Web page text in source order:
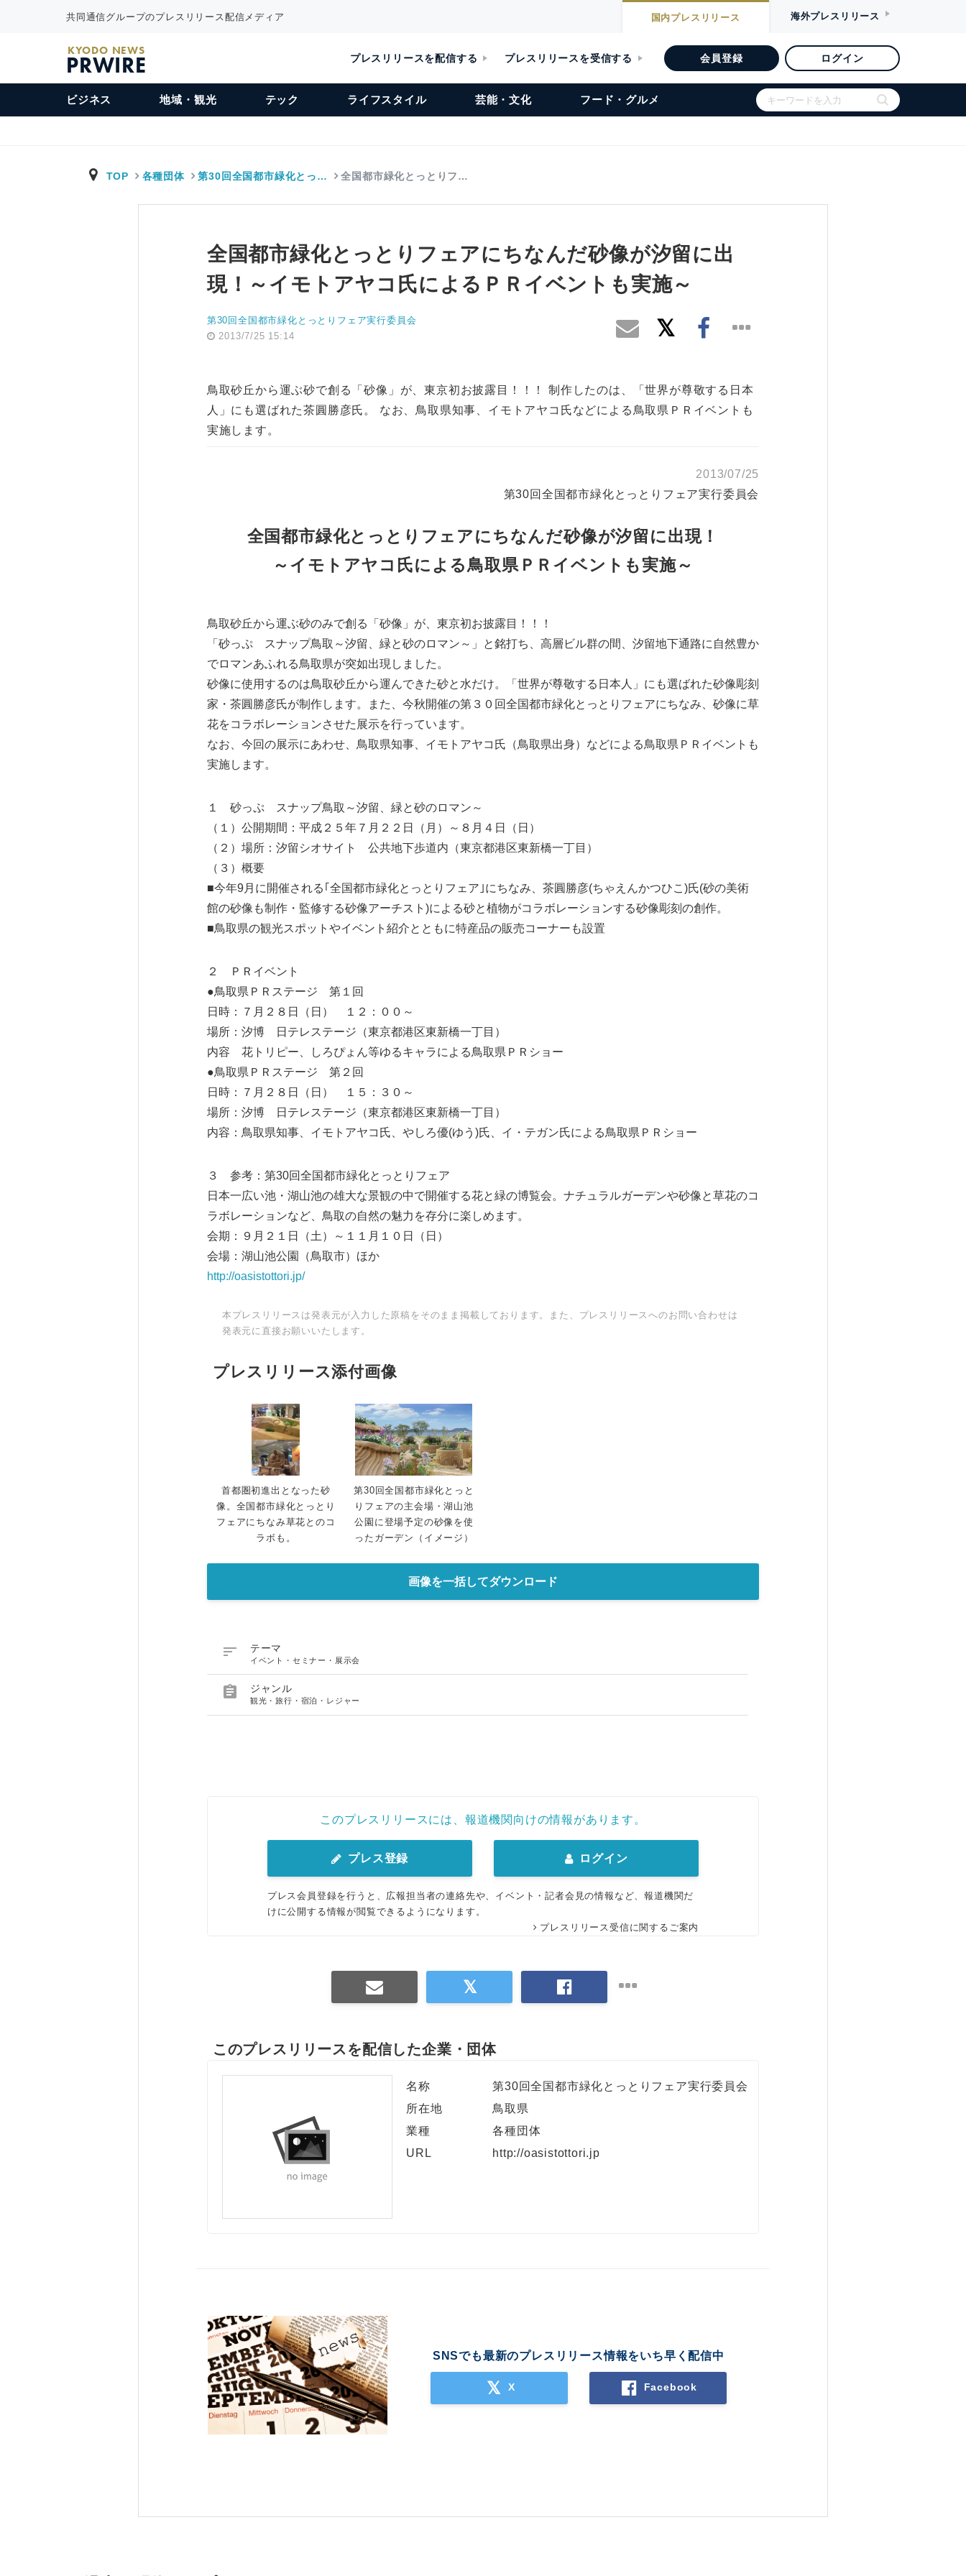
共同通信グループのプレスリリース配信メディア 国内プレスリリース 海外プレスリリース
KYODO NEWS
PRWIRE プレスリリースを配信する プレスリリースを受信する 会員登録 ログイン
ビジネス 地域・観光 テック ライフスタイル 芸能・文化 フード・グルメ
TOP 各種団体 第30回全国都市緑化とっ… 全国都市緑化とっとりフ…
全国都市緑化とっとりフェアにちなんだ砂像が汐留に出
現！～イモトアヤコ氏によるＰＲイベントも実施～
第30回全国都市緑化とっとりフェア実行委員会
2013/7/25 15:14
鳥取砂丘から運ぶ砂で創る「砂像」が、東京初お披露目！！！ 制作したのは、「世界が尊敬する日本
人」にも選ばれた茶圓勝彦氏。 なお、鳥取県知事、イモトアヤコ氏などによる鳥取県ＰＲイベントも
実施します。
2013/07/25
第30回全国都市緑化とっとりフェア実行委員会
全国都市緑化とっとりフェアにちなんだ砂像が汐留に出現！
～イモトアヤコ氏による鳥取県ＰＲイベントも実施～
鳥取砂丘から運ぶ砂のみで創る「砂像」が、東京初お披露目！！！
「砂っぷ スナップ鳥取～汐留、緑と砂のロマン～」と銘打ち、高層ビル群の間、汐留地下通路に自然豊か
でロマンあふれる鳥取県が突如出現しました。
砂像に使用するのは鳥取砂丘から運んできた砂と水だけ。「世界が尊敬する日本人」にも選ばれた砂像彫刻
家・茶圓勝彦氏が制作します。また、今秋開催の第３０回全国都市緑化とっとりフェアにちなみ、砂像に草
花をコラボレーションさせた展示を行っています。
なお、今回の展示にあわせ、鳥取県知事、イモトアヤコ氏（鳥取県出身）などによる鳥取県ＰＲイベントも
実施します。
１ 砂っぷ スナップ鳥取～汐留、緑と砂のロマン～
（１）公開期間：平成２５年７月２２日（月）～８月４日（日）
（２）場所：汐留シオサイト 公共地下歩道内（東京都港区東新橋一丁目）
（３）概要
■今年9月に開催される｢全国都市緑化とっとりフェア｣にちなみ、茶圓勝彦(ちゃえんかつひこ)氏(砂の美術
館の砂像も制作・監修する砂像アーチスト)による砂と植物がコラボレーションする砂像彫刻の創作。
■鳥取県の観光スポットやイベント紹介とともに特産品の販売コーナーも設置
２ ＰＲイベント
●鳥取県ＰＲステージ 第１回
日時：７月２８日（日） １２：００～
場所：汐博 日テレステージ（東京都港区東新橋一丁目）
内容 花トリピー、しろぴょん等ゆるキャラによる鳥取県ＰＲショー
●鳥取県ＰＲステージ 第２回
日時：７月２８日（日） １５：３０～
場所：汐博 日テレステージ（東京都港区東新橋一丁目）
内容：鳥取県知事、イモトアヤコ氏、やしろ優(ゆう)氏、イ・テガン氏による鳥取県ＰＲショー
３ 参考：第30回全国都市緑化とっとりフェア
日本一広い池・湖山池の雄大な景観の中で開催する花と緑の博覧会。ナチュラルガーデンや砂像と草花のコ
ラボレーションなど、鳥取の自然の魅力を存分に楽しめます。
会期：９月２１日（土）～１１月１０日（日）
会場：湖山池公園（鳥取市）ほか
http://oasistottori.jp/
本プレスリリースは発表元が入力した原稿をそのまま掲載しております。また、プレスリリースへのお問い合わせは
発表元に直接お願いいたします。
プレスリリース添付画像
首都圏初進出となった砂
像。全国都市緑化とっとり
フェアにちなみ草花とのコ
ラボも。
第30回全国都市緑化とっと
りフェアの主会場・湖山池
公園に登場予定の砂像を使
ったガーデン（イメージ）
画像を一括してダウンロード
 テーマ
イベント・セミナー・展示会
 ジャンル
観光・旅行・宿泊・レジャー
このプレスリリースには、報道機関向けの情報があります。
プレス登録 ログイン
プレス会員登録を行うと、広報担当者の連絡先や、イベント・記者会見の情報など、報道機関だ
けに公開する情報が閲覧できるようになります。
プレスリリース受信に関するご案内
このプレスリリースを配信した企業・団体
名称
第30回全国都市緑化とっとりフェア実行委員会
所在地
鳥取県
業種
各種団体
URL
http://oasistottori.jp
SNSでも最新のプレスリリース情報をいち早く配信中
X Facebook
Japanese